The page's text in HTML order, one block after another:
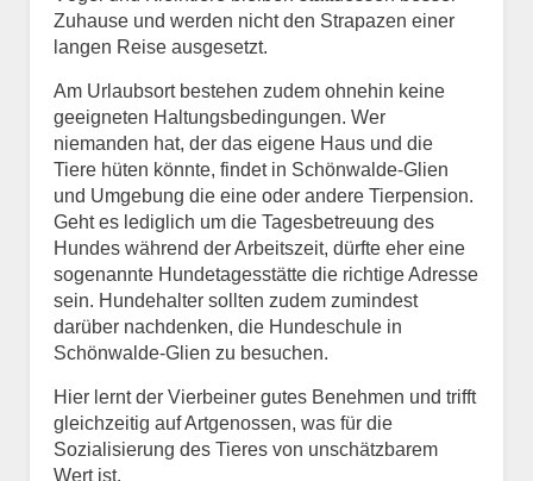
Zuhause und werden nicht den Strapazen einer
langen Reise ausgesetzt.
Am Urlaubsort bestehen zudem ohnehin keine
geeigneten Haltungsbedingungen. Wer
niemanden hat, der das eigene Haus und die
Tiere hüten könnte, findet in Schönwalde-Glien
und Umgebung die eine oder andere Tierpension.
Geht es lediglich um die Tagesbetreuung des
Hundes während der Arbeitszeit, dürfte eher eine
sogenannte Hundetagesstätte die richtige Adresse
sein. Hundehalter sollten zudem zumindest
darüber nachdenken, die Hundeschule in
Schönwalde-Glien zu besuchen.
Hier lernt der Vierbeiner gutes Benehmen und trifft
gleichzeitig auf Artgenossen, was für die
Sozialisierung des Tieres von unschätzbarem
Wert ist.